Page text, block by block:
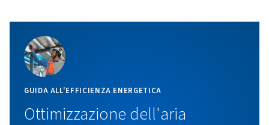
ACCESS
Dimentica il possesso del compressore: ACCESS ti
compressa affidabile a un canone mensile fisso. Cosa
questo per te? Nessun costo iniziale, manutenzione
flessibilità totale.